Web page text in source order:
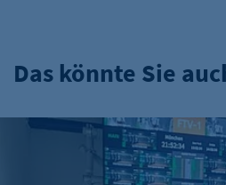
Das könnte Sie
Vorgestellt: Martin Schröder,